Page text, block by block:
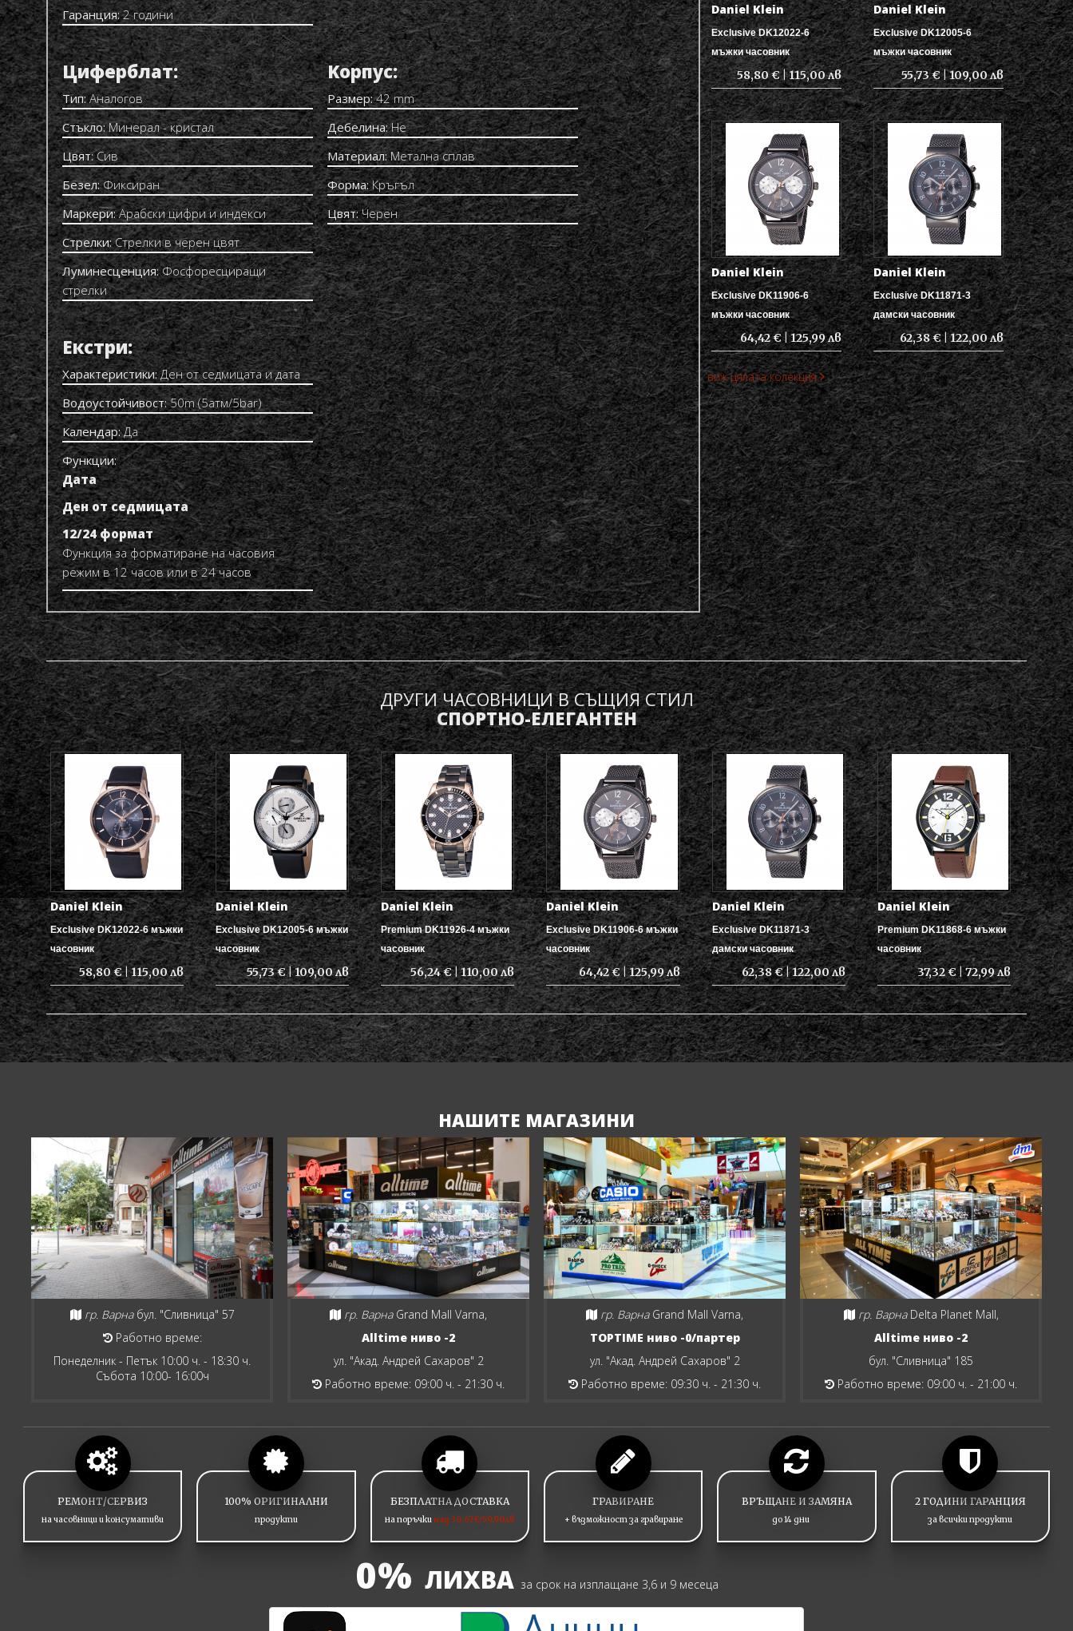
Гаранция:2 години
Циферблат:
Тип:Аналогов
Стъкло:Минерал - кристал
Цвят:Сив
Безел:Фиксиран
Маркери:Арабски цифри и индекси
Стрелки:Стрелки в черен цвят
Луминесценция:Фосфоресциращи
стрелки
Kорпус:
Размер:42 mm
Дебелина:Не
Материал:Метална сплав
Форма:Кръгъл
Цвят:Черен
Екстри:
Характеристики:Ден от седмицата и дата
Водоустойчивост:50m (5атм/5bar)
Календар:Да
Функции:
Дата
Ден от седмицата
12/24 формат
Функция за форматиране на часовия
режим в 12 часов или в 24 часов
Daniel Klein
Exclusive DK12022-6
мъжки часовник
58,80 € | 115,00 лв
Daniel Klein
Exclusive DK12005-6
мъжки часовник
55,73 € | 109,00 лв
Daniel Klein
Exclusive DK11906-6
мъжки часовник
64,42 € | 125,99 лв
Daniel Klein
Exclusive DK11871-3
дамски часовник
62,38 € | 122,00 лв
виж цялата колекция
ДРУГИ ЧАСОВНИЦИ В СЪЩИЯ СТИЛ
СПОРТНО-ЕЛЕГАНТЕН
Daniel Klein
Exclusive DK12022-6 мъжки
часовник
58,80 € | 115,00 лв
Daniel Klein
Exclusive DK12005-6 мъжки
часовник
55,73 € | 109,00 лв
Daniel Klein
Premium DK11926-4 мъжки
часовник
56,24 € | 110,00 лв
Daniel Klein
Exclusive DK11906-6 мъжки
часовник
64,42 € | 125,99 лв
Daniel Klein
Exclusive DK11871-3
дамски часовник
62,38 € | 122,00 лв
Daniel Klein
Premium DK11868-6 мъжки
часовник
37,32 € | 72,99 лв
НАШИТЕ МАГАЗИНИ
гр. Варна бул. "Сливница" 57
Работно време:
Понеделник - Петък 10:00 ч. - 18:30 ч.
Събота 10:00- 16:00ч
гр. Варна Grand Mall Varna,
Alltime ниво -2
ул. "Акад. Андрей Сахаров" 2
Работно време: 09:00 ч. - 21:30 ч.
гр. Варна Grand Mall Varna,
TOPTIME ниво -0/партер
ул. "Акад. Андрей Сахаров" 2
Работно време: 09:30 ч. - 21:30 ч.
гр. Варна Delta Planet Mall,
Alltime ниво -2
бул. "Сливница" 185
Работно време: 09:00 ч. - 21:00 ч.
РЕМОНТ/СЕРВИЗ
на часовници и консумативи
100% ОРИГИНАЛНИ
продукти
БЕЗПЛАТНА ДОСТАВКА
на поръчкинад 30.67€/59.90лв
ГРАВИРАНЕ
+ възможност за гравиране
ВРЪЩАНЕ И ЗАМЯНА
до 14 дни
2 ГОДИНИ ГАРАНЦИЯ
за всички продукти
0% ЛИХВА за срок на изплащане 3,6 и 9 месеца